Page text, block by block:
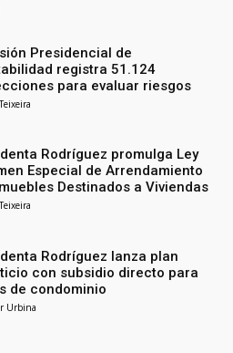
Presidencial de
registra 51.124
para evaluar riesgos
Rodríguez promulga Ley
Especial de Arrendamiento
Destinados a Viviendas
Rodríguez lanza plan
con subsidio directo para
de condominio
Urbina